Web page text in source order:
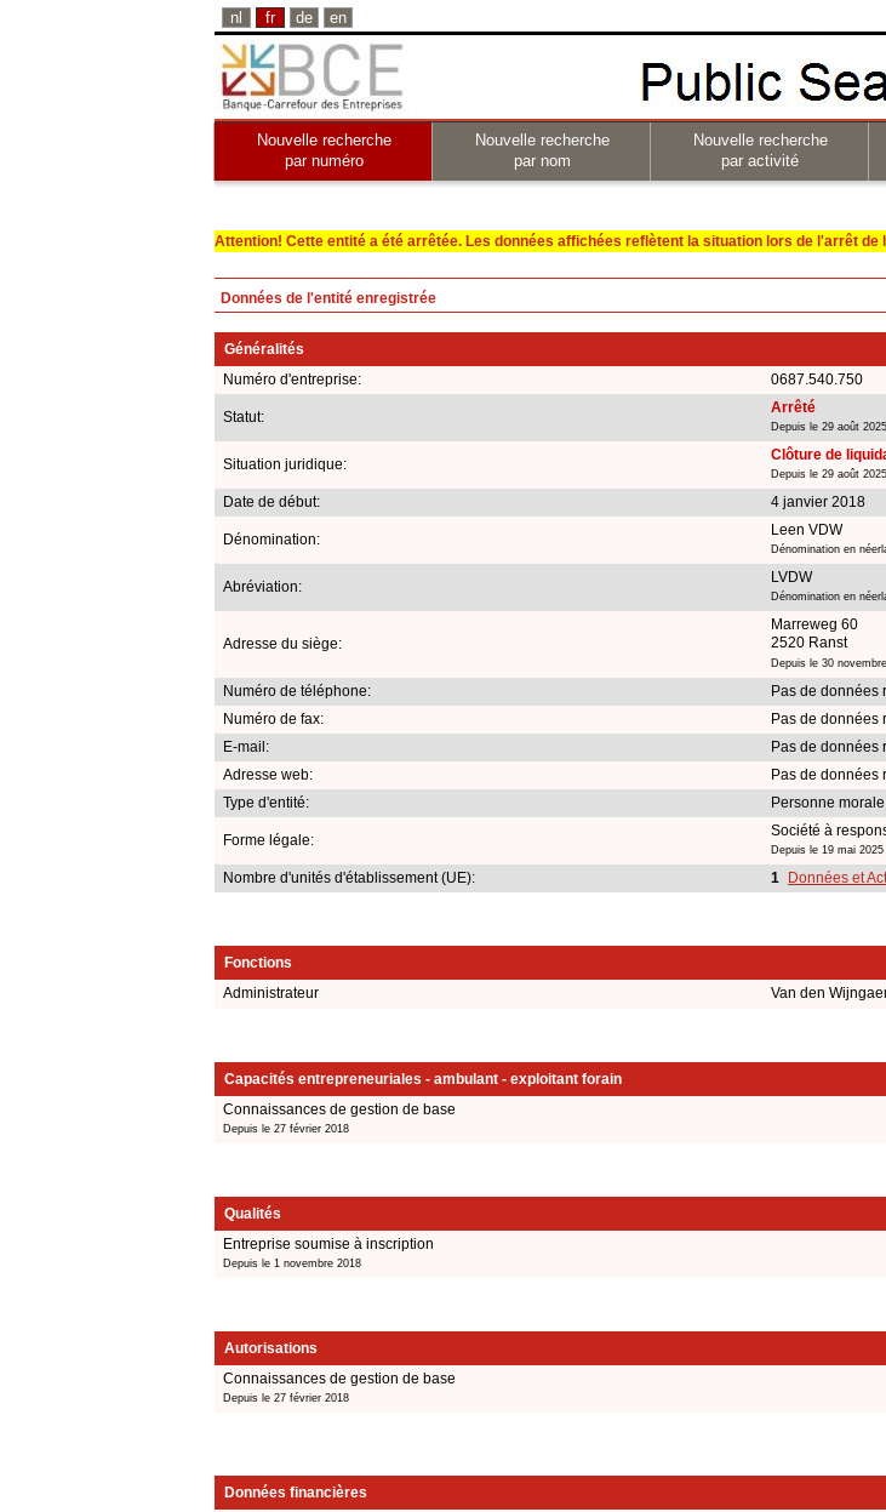
nl fr de en
Nouvelle recherche
par numéro
Nouvelle recherche
par nom
Nouvelle recherche
par activité
Attention! Cette entité a été arrêtée. Les données affichées reflètent la situation lors de l'arrêt de
Données de l'entité enregistrée
Généralités
Numéro d'entreprise:
0687.540.750
Statut:
Arrêté
Depuis le 29 août 2025
Situation juridique:
Clôture de
Depuis le 29 août 2025
Date de début: 4 janvier 2018
Dénomination:
Leen VDW
Dénomination en
Abréviation:
LVDW
Dénomination en
Adresse du siège:
Marreweg 60
2520 Ranst
Depuis le 30
Numéro de téléphone:
Pas de données
Numéro de fax:
Pas de données
E-mail:
Pas de données
Adresse web:
Pas de données
Type d'entité:
Personne morale
Forme légale:
Société à
Depuis le 19 mai 2025
Nombre d'unités d'établissement (UE): 1 Données et
Fonctions
Administrateur
Van den
Capacités entrepreneuriales - ambulant - exploitant forain
Connaissances de gestion de base
Depuis le 27 février 2018
Qualités
Entreprise soumise à inscription
Depuis le 1 novembre 2018
Autorisations
Connaissances de gestion de base
Depuis le 27 février 2018
Données financières